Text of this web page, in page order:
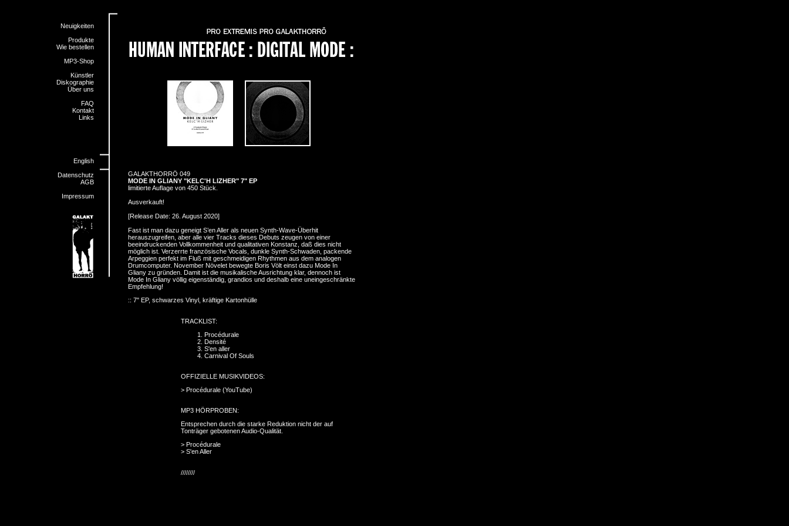
Neuigkeiten
Produkte
Wie bestellen
MP3-Shop
Künstler
Diskographie
Über uns
FAQ
Kontakt
Links
English
Datenschutz
AGB
Impressum
GALAKTHORRÖ 049
MODE IN GLIANY "KELC'H LIZHER" 7" EP
limitierte Auflage von 450 Stück.
Ausverkauft!
[Release Date: 26. August 2020]
Fast ist man dazu geneigt S’en Aller als neuen Synth-Wave-Überhit
herauszugreifen, aber alle vier Tracks dieses Debuts zeugen von einer
beeindruckenden Vollkommenheit und qualitativen Konstanz, daß dies nicht
möglich ist. Verzerrte französische Vocals, dunkle Synth-Schwaden, packende
Arpeggien perfekt im Fluß mit geschmeidigen Rhythmen aus dem analogen
Drumcomputer. November Növelet bewegte Boris Völt einst dazu Mode In
Gliany zu gründen. Damit ist die musikalische Ausrichtung klar, dennoch ist
Mode In Gliany völlig eigenständig, grandios und deshalb eine uneingeschränkte
Empfehlung!
:: 7" EP, schwarzes Vinyl, kräftige Kartonhülle
TRACKLIST:
Procédurale
Densité
S'en aller
Carnival Of Souls
OFFIZIELLE MUSIKVIDEOS:
> Procédurale (YouTube)
MP3 HÖRPROBEN:
Entsprechen durch die starke Reduktion nicht der auf
Tonträger gebotenen Audio-Qualität.
> Procédurale
> S'en Aller
////////